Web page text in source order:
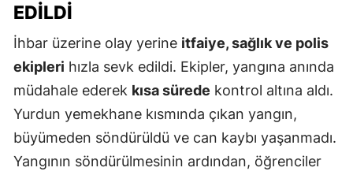
EDILDI
İhbar üzerine olay yerine itfaiye, sağlık ve polis
ekipleri hızla sevk edildi. Ekipler, yangına anında
müdahale ederek kısa sürede kontrol altına aldı.
Yurdun yemekhane kısmında çıkan yangın,
büyümeden söndürüldü ve can kaybı yaşanmadı.
Yangının söndürülmesinin ardından, öğrenciler